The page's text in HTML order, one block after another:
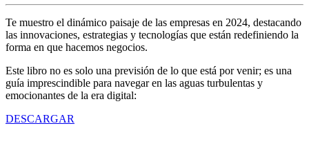
Te muestro el dinámico paisaje de las empresas en 2024, destacando
las innovaciones, estrategias y tecnologías que están redefiniendo la
forma en que hacemos negocios.
Este libro no es solo una previsión de lo que está por venir; es una
guía imprescindible para navegar en las aguas turbulentas y
emocionantes de la era digital:
DESCARGAR